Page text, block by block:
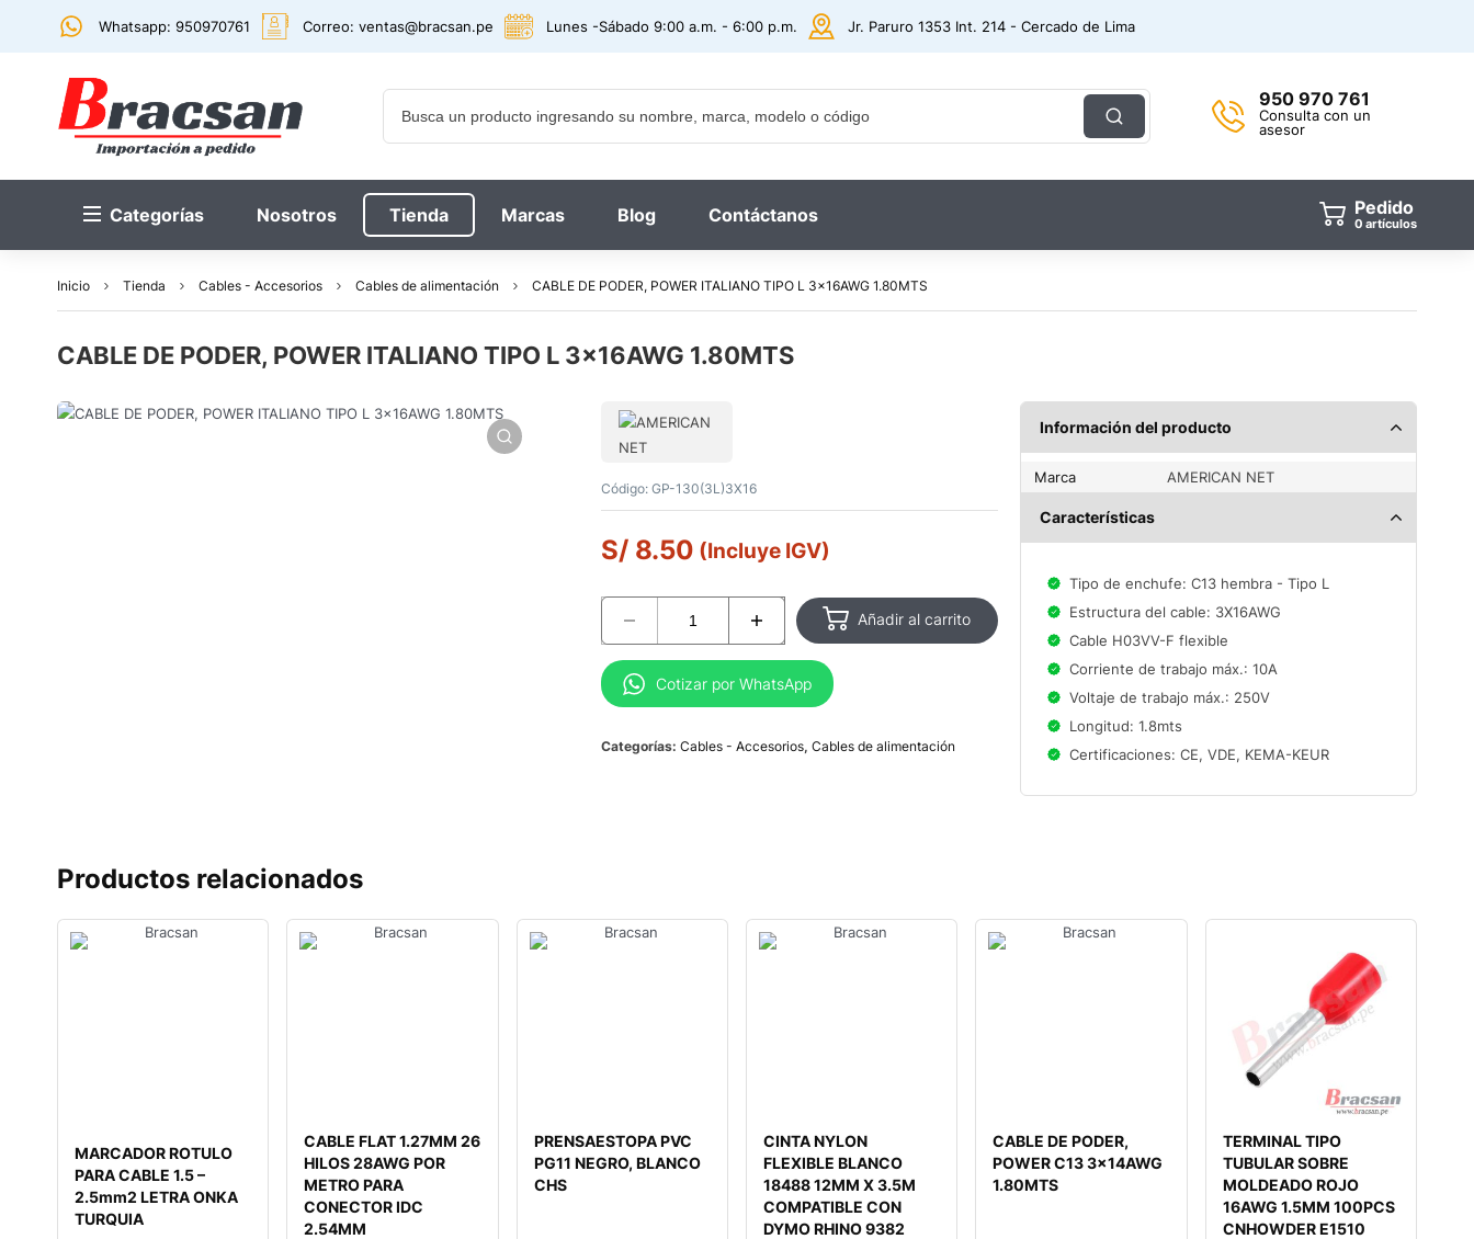
Whatsapp: 950970761 Correo: ventas@bracsan.pe Lunes -Sábado 9:00 a.m. - 6:00 p.m. Jr. Paruro 1353 Int. 214 - Cercado de Lima
950 970 761
Consulta con un
asesor
Categorías Nosotros Tienda Marcas Blog Contáctanos Pedido
0 artículos
Inicio Tienda Cables - Accesorios Cables de alimentación CABLE DE PODER, POWER ITALIANO TIPO L 3x16AWG 1.80MTS
CABLE DE PODER, POWER ITALIANO TIPO L 3x16AWG 1.80MTS
Código: GP-130(3L)3X16
S/ 8.50 (Incluye IGV)
Añadir al carrito
Cotizar por WhatsApp
Categorías: Cables - Accesorios, Cables de alimentación
Información del producto
Marca AMERICAN NET
Características
Tipo de enchufe: C13 hembra - Tipo L
Estructura del cable: 3X16AWG
Cable H03VV-F flexible
Corriente de trabajo máx.: 10A
Voltaje de trabajo máx.: 250V
Longitud: 1.8mts
Certificaciones: CE, VDE, KEMA-KEUR
Productos relacionados
MARCADOR ROTULO
PARA CABLE 1.5 –
2.5mm2 LETRA ONKA
TURQUIA
CABLE FLAT 1.27MM 26
HILOS 28AWG POR
METRO PARA
CONECTOR IDC
2.54MM
PRENSAESTOPA PVC
PG11 NEGRO, BLANCO
CHS
CINTA NYLON
FLEXIBLE BLANCO
18488 12MM X 3.5M
COMPATIBLE CON
DYMO RHINO 9382
CABLE DE PODER,
POWER C13 3x14AWG
1.80MTS
TERMINAL TIPO
TUBULAR SOBRE
MOLDEADO ROJO
16AWG 1.5MM 100PCS
CNHOWDER E1510